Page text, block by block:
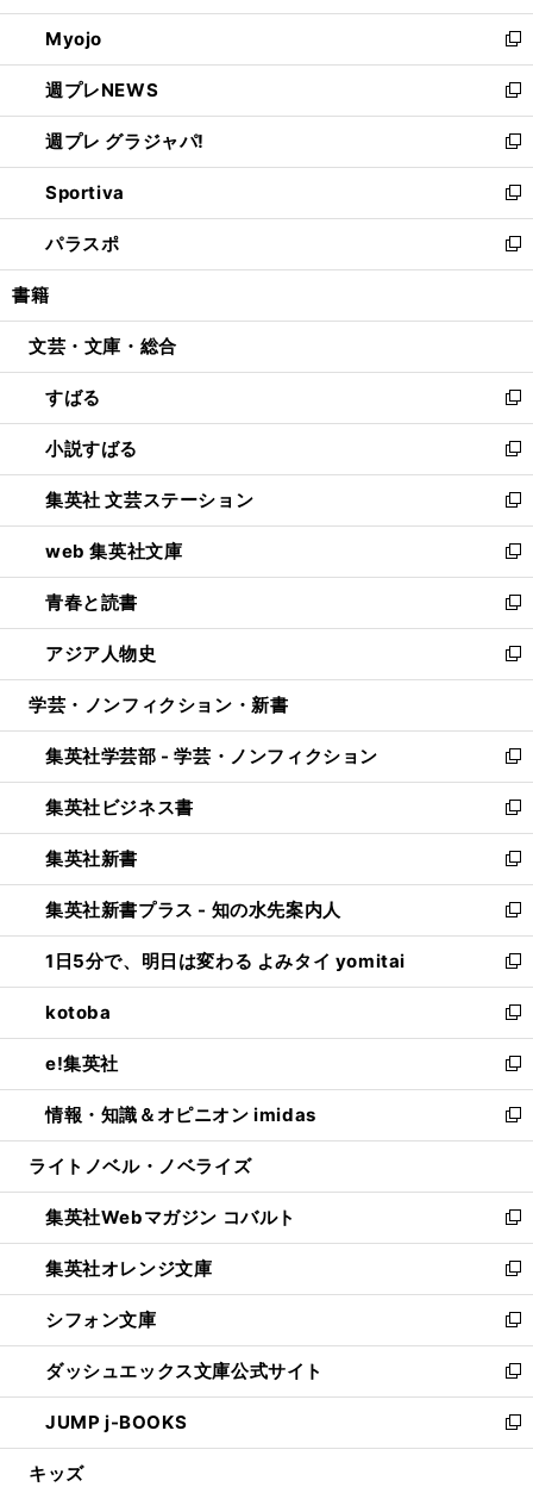
開
く
ウ
で
開
く
ン
ド
ウ
で
開
く
ウ
ィ
ン
ド
ウ
で
開
く
Myojo
新
し
い
ウ
ィ
ン
ド
ウ
で
開
週プレNEWS
新
し
い
ウ
ィ
ン
ド
ウ
開
週プレ グラジャパ!
新
し
い
ウ
ィ
ン
ウ
開
く
Sportiva
新
し
い
ウ
ン
ウ
で
開
く
パラスポ
新
し
ウ
ン
ド
ウ
で
開
く
書籍
文芸・文庫・総合
すばる
新
し
い
ウ
ィ
ン
ド
ウ
で
開
く
小説すばる
新
し
い
ウ
ィ
ン
ド
ウ
で
開
集英社 文芸ステーション
新
し
い
ウ
ィ
ン
ド
ウ
開
く
web 集英社文庫
新
し
い
ウ
ィ
ン
ウ
で
開
く
青春と読書
新
し
い
ウ
ン
ド
ウ
で
開
く
アジア人物史
新
し
ウ
ィ
ン
ド
ウ
で
開
く
学芸・ノンフィクション・新書
集英社学芸部 - 学芸・ノンフィクション
新
し
い
ウ
ィ
ン
ド
ウ
で
開
く
集英社ビジネス書
新
し
い
ウ
ィ
ン
ド
ウ
で
開
く
集英社新書
新
し
い
ウ
ィ
ン
ド
ウ
で
開
く
集英社新書プラス - 知の水先案内人
新
し
い
ウ
ィ
ン
ド
ウ
で
開
1日5分で、明日は変わる よみタイ yomitai
新
し
い
ウ
ィ
ン
ド
ウ
開
く
kotoba
新
し
い
ウ
ィ
ン
ウ
で
開
く
e!集英社
新
し
い
ウ
ン
ド
ウ
で
開
く
情報・知識＆オピニオン imidas
新
し
ウ
ィ
ン
ド
ウ
で
開
く
ライトノベル・ノベライズ
集英社Webマガジン コバルト
新
し
い
ウ
ィ
ン
ド
ウ
で
開
集英社オレンジ文庫
新
し
い
ウ
ィ
ン
ド
ウ
シフォン文庫
新
し
い
ウ
ィ
ン
ダッシュエックス文庫公式サイト
新
し
い
ウ
JUMP j-BOOKS
新
し
キッズ